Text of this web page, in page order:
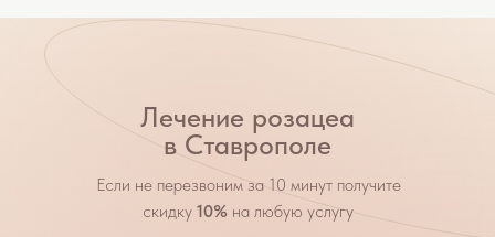
Лечение розацеа
в Ставрополе
Если не перезвоним за 10 минут получите
скидку 10% на любую услугу